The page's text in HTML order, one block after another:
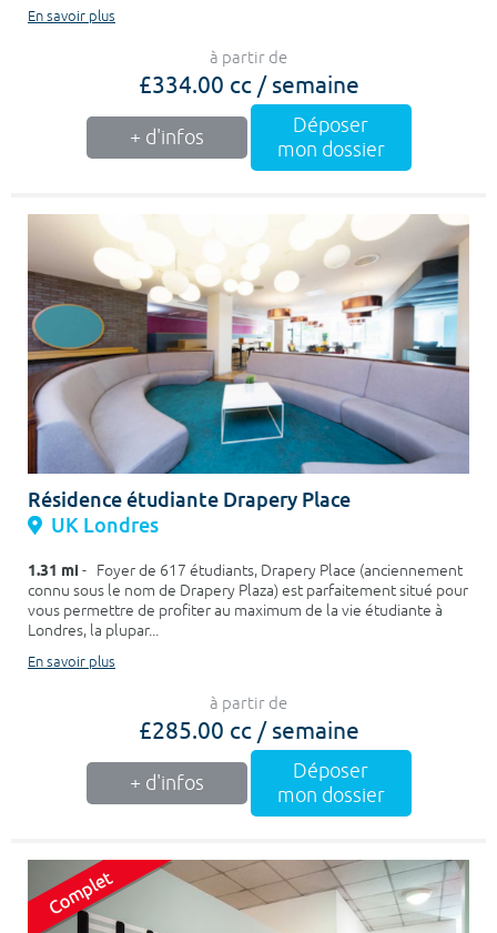
En savoir plus
à partir de
£334.00 cc / semaine
+ d'infos
Déposer
mon dossier
Résidence étudiante Drapery Place
UK Londres
1.31 mi - Foyer de 617 étudiants, Drapery Place (anciennement
connu sous le nom de Drapery Plaza) est parfaitement situé pour
vous permettre de profiter au maximum de la vie étudiante à
Londres, la plupar...
En savoir plus
à partir de
£285.00 cc / semaine
+ d'infos
Déposer
mon dossier